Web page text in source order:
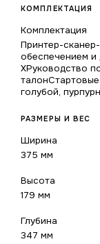
КОМПЛЕКТАЦИЯ
Комплектация
Принтер-
обеспечением и
XРуководство
голубой,
РАЗМЕРЫ И ВЕС
Ширина
375 мм
Высота
179 мм
Глубина
347 мм